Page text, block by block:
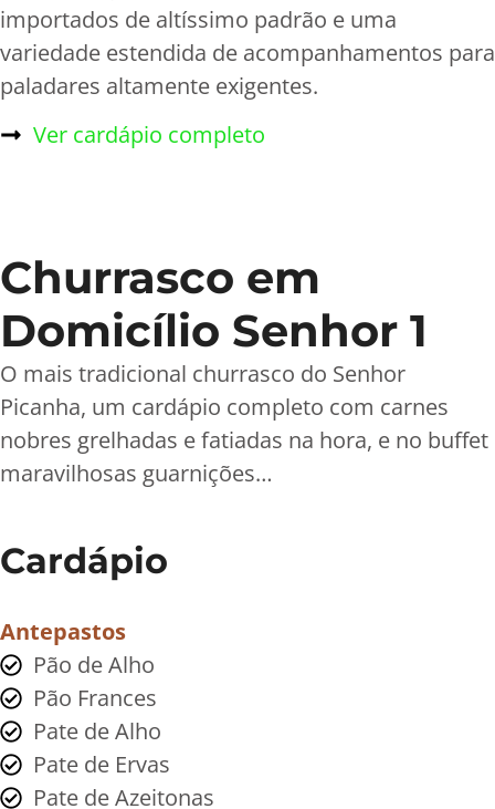
importados de altíssimo padrão e uma
variedade estendida de acompanhamentos para
paladares altamente exigentes.
Ver cardápio completo
Churrasco em
Domicílio Senhor 1
O mais tradicional churrasco do Senhor
Picanha, um cardápio completo com carnes
nobres grelhadas e fatiadas na hora, e no buffet
maravilhosas guarnições…
Cardápio
Antepastos
Pão de Alho
Pão Frances
Pate de Alho
Pate de Ervas
Pate de Azeitonas